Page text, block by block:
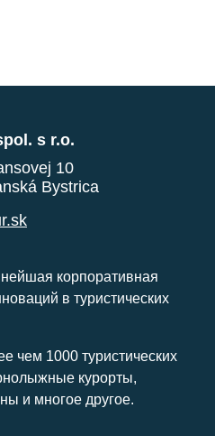
s r.o.
10
Bystrica
корпоративная
в туристических
чем 1000 туристических
курорты,
и многое другое.